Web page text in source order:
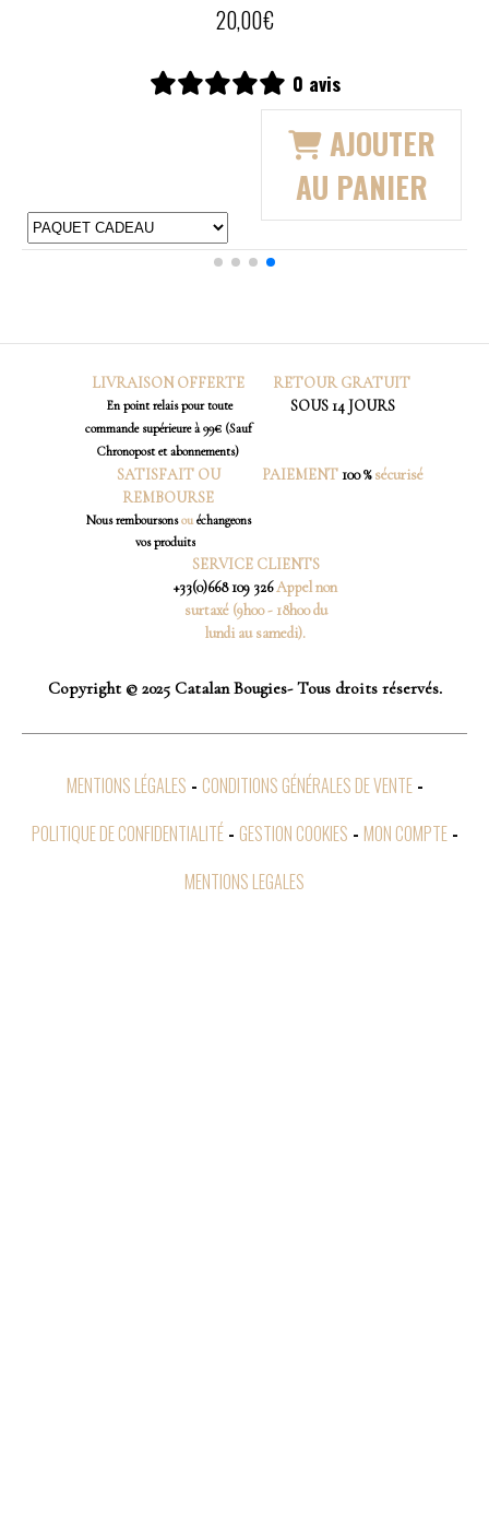
11,00€
0 avis
AJOUTER
AU PANIER
LIVRAISON OFFERTE
En point relais pour toute
commande supérieure à 99€ (Sauf
Chronopost et abonnements)
RETOURGRATUIT
SOUS 14 JOURS
SATISFAIT OU
REMBOURSE
Nous remboursonsouéchangeons
vos produits
PAIEMENT100 %sécurisé
SERVICE CLIENTS
+33(0)668 109 326Appel non
surtaxé (9h00 - 18h00 du
lundi au samedi).
Copyright © 2025 Catalan Bougies- Tous droits réservés.
MENTIONS LÉGALES
CONDITIONS GÉNÉRALES DE VENTE
POLITIQUE DE CONFIDENTIALITÉ
GESTION COOKIES
MON COMPTE
MENTIONS LEGALES